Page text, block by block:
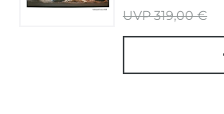
319,00 €